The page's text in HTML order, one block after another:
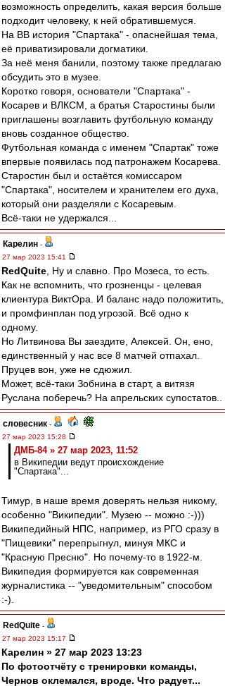
возможность определить, какая версия больше
подходит человеку, к ней обратившемуся.
На ВВ история "Спартака" - опаснейшая тема,
её приватизировали догматики.
За неё меня банили, поэтому также предлагаю
обсудить это в музее.
Коротко говоря, основатели "Спартака" -
Косарев и ВЛКСМ, а братья Старостины были
приглашены возглавить футбольную команду
вновь созданное общество.
Футбольная команда с именем "Спартак" тоже
впервые появилась под патронажем Косарева.
Старостин был и остаётся комиссаром
"Спартака", носителем и хранителем его духа,
который они разделяли с Косаревым.
Всё-таки не удержался...
Карелин -
27 мар 2023 15:41
RedQuite , Ну и славно. Про Мозеса, то есть.
Как не вспомнить, что грозненцы - целевая
клиентура ВиктОра. И баланс надо положитить,
и промфинплан под угрозой. Всё одно к
одному.
Но Литвинова Вы заездите, Алексей. Он, ено,
единственный у нас все 8 матчей отпахал.
Пруцев вон, уже не сдюжил.
Может, всё-таки Зобнина в старт, а витязя
Руслана поберечь? На апрельских супостатов..
словесник -
27 мар 2023 15:28
ДМБ-84 » 27 мар 2023, 11:52
в Википедии ведут происхождение
"Спартака"...
Тимур, в наше время доверять нельзя никому,
особенно "Википедии". Музею -- можно :-)))
Википедийный НПС, например, из РГО сразу в
"Пищевики" перепрыгнул, минуя МКС и
"Красную Пресню". Но почему-то в 1922-м.
Википедия формируется как современная
журналистика -- "уведомительным" способом
:-).
RedQuite -
27 мар 2023 15:17
Карелин » 27 мар 2023 13:23
По фотоотчёту с тренировки команды,
Чернов оклемался, вроде. Что радует...